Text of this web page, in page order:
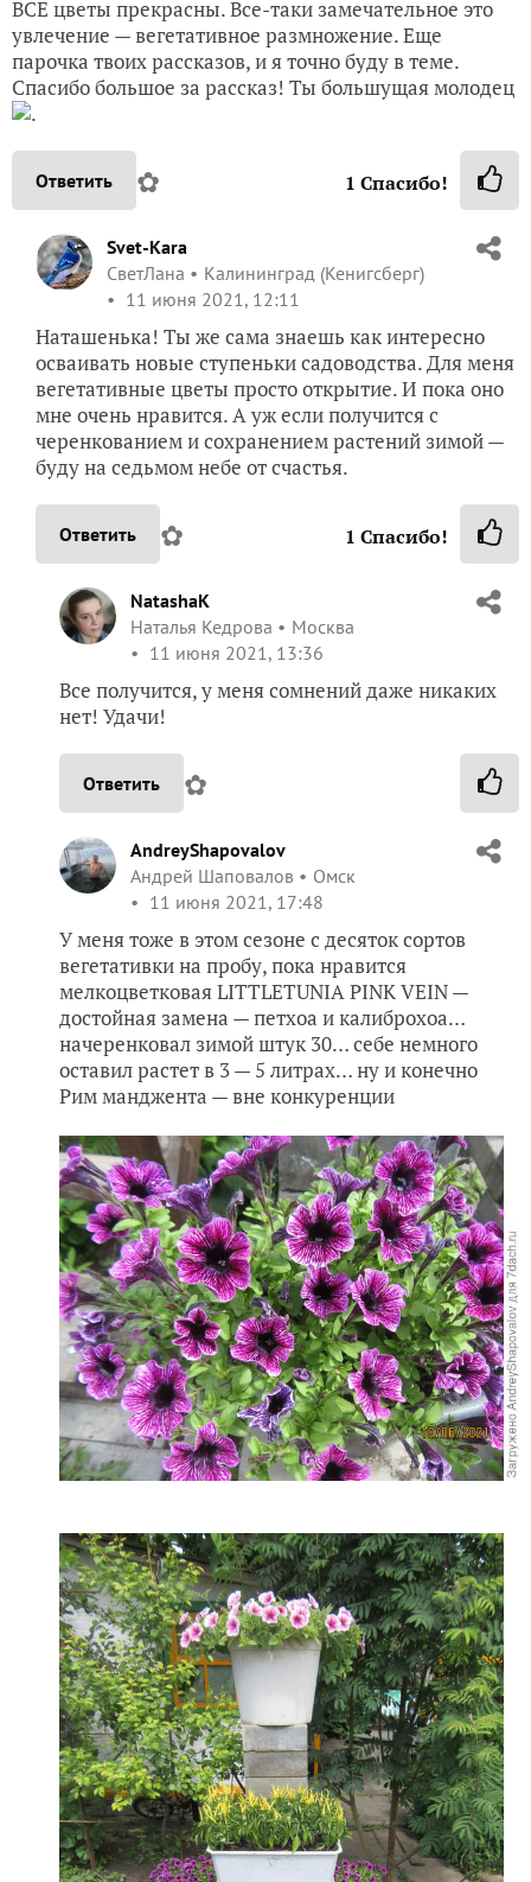
ВСЕ цветы прекрасны. Все-таки замечательное это
увлечение — вегетативное размножение. Еще
парочка твоих рассказов, и я точно буду в теме.
Спасибо большое за рассказ! Ты большущая молодец
.
Ответить ✿ 1 Спасибо!
Svet-Kara
СветЛана
Калининград (Кенигсберг)
11 июня 2021, 12:11
Наташенька! Ты же сама знаешь как интересно
осваивать новые ступеньки садоводства. Для меня
вегетативные цветы просто открытие. И пока оно
мне очень нравится. А уж если получится с
черенкованием и сохранением растений зимой —
буду на седьмом небе от счастья.
Ответить ✿ 1 Спасибо!
NatashaK
Наталья Кедрова
Москва
11 июня 2021, 13:36
Все получится, у меня сомнений даже никаких
нет! Удачи!
Ответить ✿
AndreyShapovalov
Андрей Шаповалов
Омск
11 июня 2021, 17:48
У меня тоже в этом сезоне с десяток сортов
вегетативки на пробу, пока нравится
мелкоцветковая LITTLETUNIA PINK VEIN —
достойная замена — петхоа и калиброхоа…
начеренковал зимой штук 30… себе немного
оставил растет в 3 — 5 литрах… ну и конечно
Рим манджента — вне конкуренции